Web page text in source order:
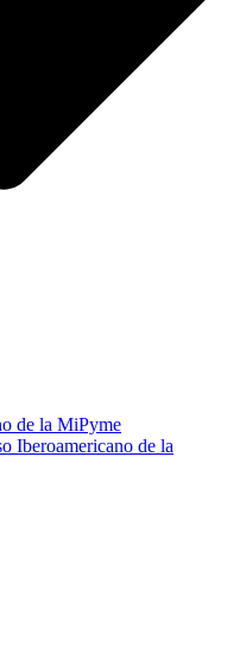
de la MiPyme
Iberoamericano de la